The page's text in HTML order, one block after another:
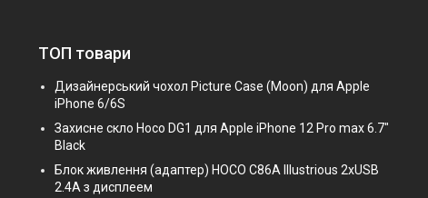
ТОП товари
Дизайнерський чохол Picture Case (Moon) для Apple
iPhone 6/6S
Захисне скло Hoco DG1 для Apple iPhone 12 Pro max 6.7"
Black
Блок живлення (адаптер) HOCO C86A Illustrious 2xUSB
2.4A з дисплеем